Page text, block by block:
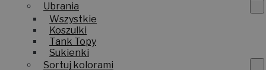
Ubrania
Wszystkie
Koszulki
Tank Topy
Sukienki
Sortuj kolorami